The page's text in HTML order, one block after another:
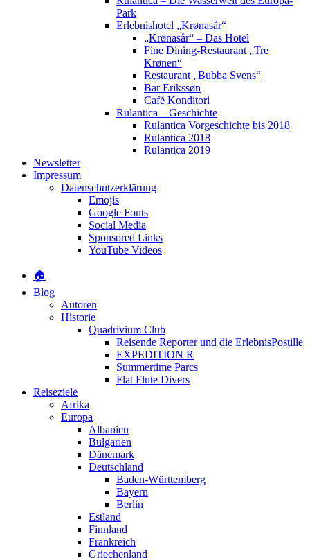
Park
Erlebnishotel „Krønasår“
„Krønasår“ – Das Hotel
Fine Dining-Restaurant „Tre
Krønen“
Restaurant „Bubba Svens“
Bar Erikssøn
Café Konditori
Rulantica – Geschichte
Rulantica Vorgeschichte bis 2018
Rulantica 2018
Rulantica 2019
Newsletter
Impressum
Datenschutzerklärung
Emojis
Google Fonts
Social Media
Sponsored Links
YouTube Videos
🏠
Blog
Autoren
Historie
Quadrivium Club
Reisende Reporter und die ErlebnisPostille
EXPEDITION R
Summertime Parcs
Flat Flute Divers
Reiseziele
Afrika
Europa
Albanien
Bulgarien
Dänemark
Deutschland
Baden-Württemberg
Bayern
Berlin
Estland
Finnland
Frankreich
Griechenland